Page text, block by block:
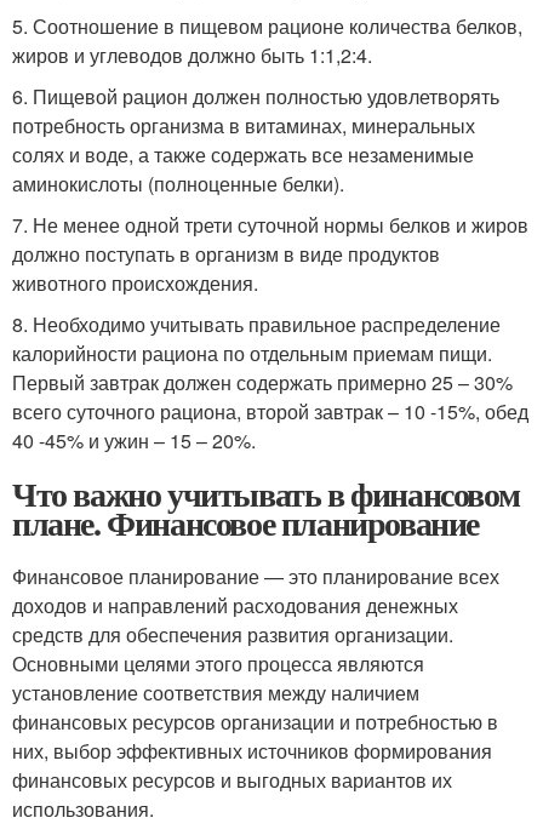
5. Соотношение в пищевом рационе количества белков,
жиров и углеводов должно быть 1:1,2:4.
6. Пищевой рацион должен полностью удовлетворять
потребность организма в витаминах, минеральных
солях и воде, а также содержать все незаменимые
аминокислоты (полноценные белки).
7. Не менее одной трети суточной нормы белков и жиров
должно поступать в организм в виде продуктов
животного происхождения.
8. Необходимо учитывать правильное распределение
калорийности рациона по отдельным приемам пищи.
Первый завтрак должен содержать примерно 25 – 30%
всего суточного рациона, второй завтрак – 10 -15%, обед
40 -45% и ужин – 15 – 20%.
Что важно учитывать в финансовом
плане. Финансовое планирование
Финансовое планирование — это планирование всех
доходов и направлений расходования денежных
средств для обеспечения развития организации.
Основными целями этого процесса являются
установление соответствия между наличием
финансовых ресурсов организации и потребностью в
них, выбор эффективных источников формирования
финансовых ресурсов и выгодных вариантов их
использования.